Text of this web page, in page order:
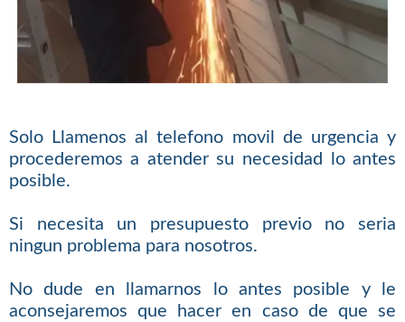
Solo Llamenos al telefono movil de urgencia y
procederemos a atender su necesidad lo antes
posible.
Si necesita un presupuesto previo no seria
ningun problema para nosotros.
No dude en llamarnos lo antes posible y le
aconsejaremos que hacer en caso de que se